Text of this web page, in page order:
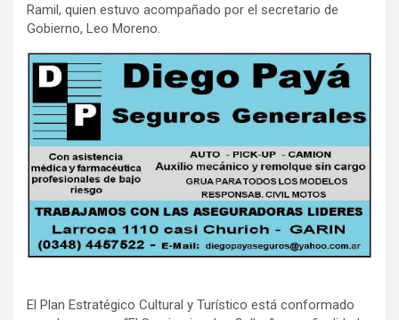
Ramil, quien estuvo acompañado por el secretario de
Gobierno, Leo Moreno.
El Plan Estratégico Cultural y Turístico está conformado